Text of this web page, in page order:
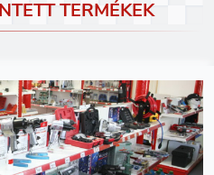
TERMÉKEK